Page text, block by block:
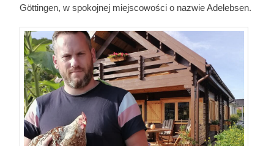
Göttingen, w spokojnej miejscowości o nazwie Adelebsen.